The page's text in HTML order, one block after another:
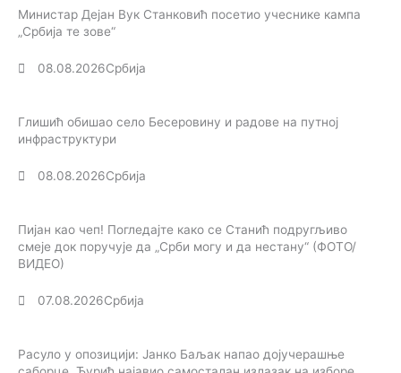
Министар Дејан Вук Станковић посетио учеснике кампа
„Србија те зове“
08.08.2026Србија
Глишић обишао село Бесеровину и радове на путној
инфраструктури
08.08.2026Србија
Пијан као чеп! Погледајте како се Станић подругљиво
смеје док поручује да „Срби могу и да нестану“ (ФОТО/
ВИДЕО)
07.08.2026Србија
Расуло у опозицији: Јанко Баљак напао дојучерашње